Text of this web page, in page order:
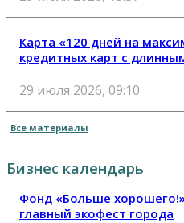
Карта «120 дней на
кредитных карт с
29 июля 2026, 09:10
Все материалы
Бизнес календарь
Фонд «Больше
главный экофест города